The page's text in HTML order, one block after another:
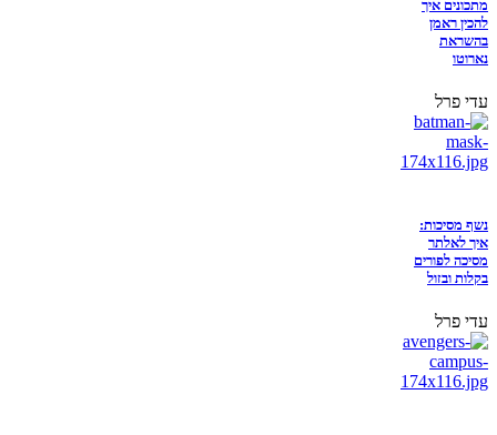
מתכונים איך
להכין ראמן
בהשראת
נארוטו
עדי פרל
נשף מסיכות:
איך לאלתר
מסיכה לפורים
בקלות ובזול
עדי פרל